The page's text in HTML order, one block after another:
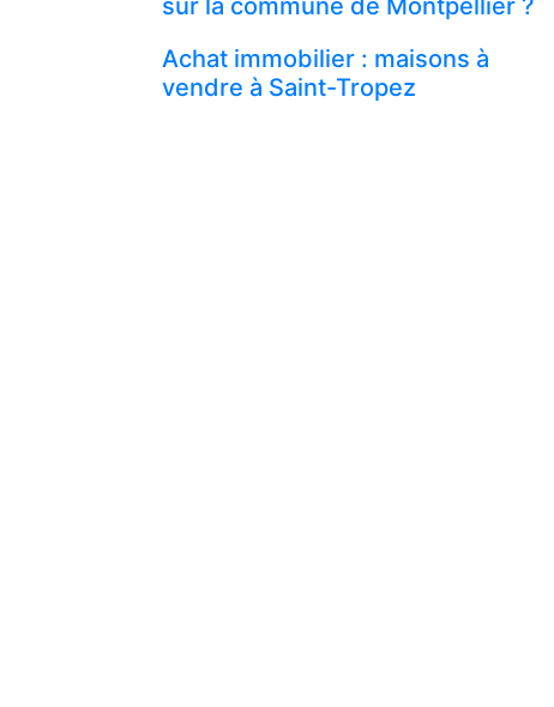
sur la commune de Montpellier ?
Achat immobilier : maisons à
vendre à Saint-Tropez